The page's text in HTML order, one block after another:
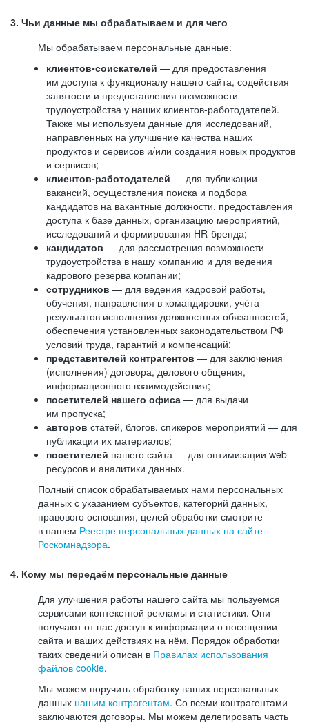
3. Чьи данные мы обрабатываем и для чего
Мы обрабатываем персональные данные:
клиентов-соискателей — для предоставления
им доступа к функционалу нашего сайта, содействия
занятости и предоставления возможности
трудоустройства у наших клиентов-работодателей.
Также мы используем данные для исследований,
направленных на улучшение качества наших
продуктов и сервисов и/или создания новых продуктов
и сервисов;
клиентов-работодателей — для публикации
вакансий, осуществления поиска и подбора
кандидатов на вакантные должности, предоставления
доступа к базе данных, организацию мероприятий,
исследований и формирования HR-бренда;
кандидатов — для рассмотрения возможности
трудоустройства в нашу компанию и для ведения
кадрового резерва компании;
сотрудников — для ведения кадровой работы,
обучения, направления в командировки, учёта
результатов исполнения должностных обязанностей,
обеспечения установленных законодательством РФ
условий труда, гарантий и компенсаций;
представителей контрагентов — для заключения
(исполнения) договора, делового общения,
информационного взаимодействия;
посетителей нашего офиса — для выдачи
им пропуска;
авторов статей, блогов, спикеров мероприятий — для
публикации их материалов;
посетителей нашего сайта — для оптимизации web-
ресурсов и аналитики данных.
Полный список обрабатываемых нами персональных
данных с указанием субъектов, категорий данных,
правового основания, целей обработки смотрите
в нашем Реестре персональных данных на сайте
Роскомнадзора.
4. Кому мы передаём персональные данные
Для улучшения работы нашего сайта мы пользуемся
сервисами контекстной рекламы и статистики. Они
получают от нас доступ к информации о посещении
сайта и ваших действиях на нём. Порядок обработки
таких сведений описан в Правилах использования
файлов cookie.
Мы можем поручить обработку ваших персональных
данных нашим контрагентам. Со всеми контрагентами
заключаются договоры. Мы можем делегировать часть